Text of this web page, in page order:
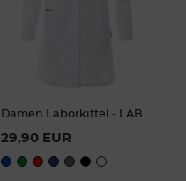
Damen Laborkittel - LAB
29,90 EUR